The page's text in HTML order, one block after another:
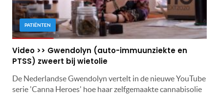
PATIËNTEN
Video >> Gwendolyn (auto-immuunziekte en
PTSS) zweert bij wietolie
De Nederlandse Gwendolyn vertelt in de nieuwe YouTube
serie 'Canna Heroes' hoe haar zelfgemaakte cannabisolie